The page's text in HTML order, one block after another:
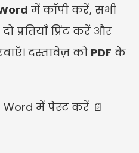
में कॉपी करें, सभी
प्रतियाँ प्रिंट करें और
दस्तावेज़ को PDF के
में पेस्ट करें 📄